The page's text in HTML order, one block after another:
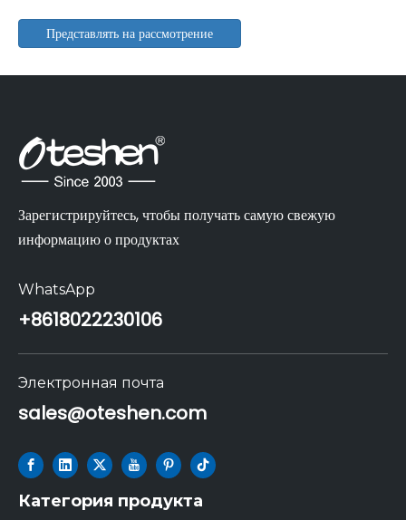
Представлять на рассмотрение
Зарегистрируйтесь, чтобы получать самую свежую
информацию о продуктах
WhatsApp
+8618022230106
Электронная почта
sales@oteshen.com
Категория продукта